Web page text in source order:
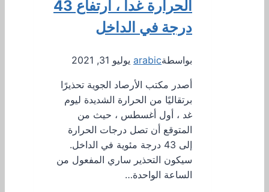
الحرارة غدا ، ارتفاع 43
درجة في الداخل
بواسطةarabic يوليو 31, 2021
أصدر مكتب الأرصاد الجوية تحذيرًا
برتقاليًا من الحرارة الشديدة ليوم
غد ، أول أغسطس ، حيث من
المتوقع أن تصل درجات الحرارة
إلى 43 درجة مئوية في الداخل.
سيكون التحذير ساري المفعول من
الساعة الواحدة…